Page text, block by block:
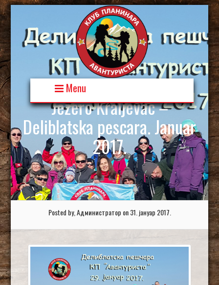
Skip
to
content
Menu
Jezero Kraljevac –
Deliblatska pescara. Januar
2017.
Posted by, Администратор on 31. јануар 2017.